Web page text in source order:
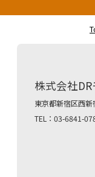
株式会社
東京都新宿区西
TEL：03-6841-